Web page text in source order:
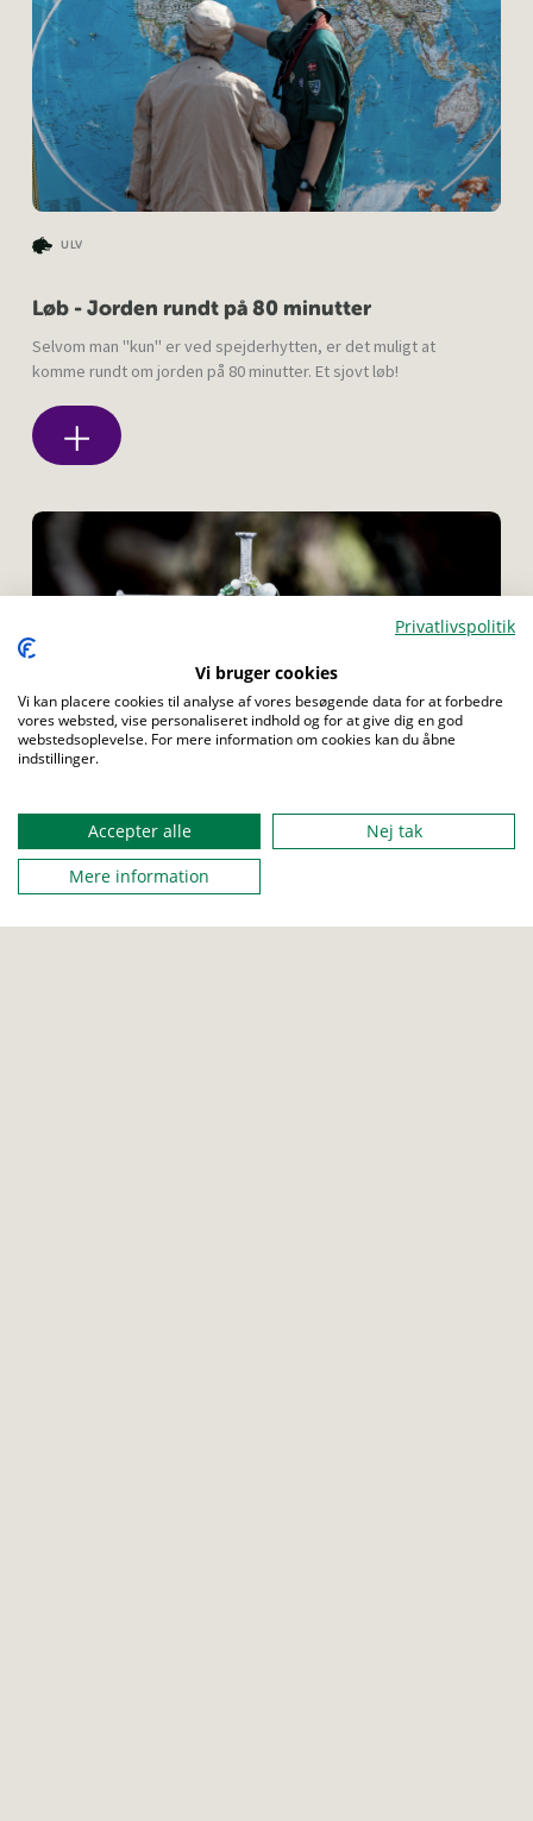
ULV
Løb - Jorden rundt på 80 minutter
Selvom man "kun" er ved spejderhytten, er det muligt at
komme rundt om jorden på 80 minutter. Et sjovt løb!
TROP SENIOR ROVER
Om bibelen
Privatlivspolitik
Vi bruger cookies
Vi kan placere cookies til analyse af vores besøgende data for at forbedre
vores websted, vise personaliseret indhold og for at give dig en god
webstedsoplevelse. For mere information om cookies kan du åbne
indstillinger.
Accepter alle
Nej tak
Mere information